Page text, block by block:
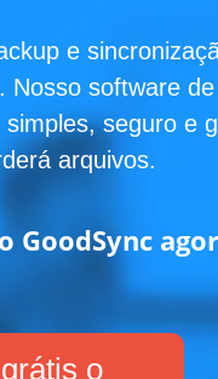
e
Nosso software
seguro e
arquivos.
GoodSync
o